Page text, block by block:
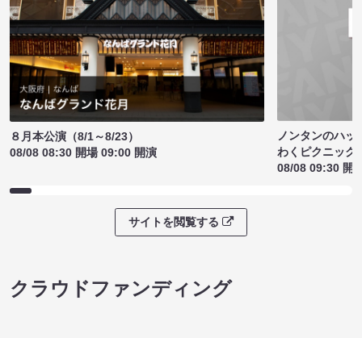
８月本公演（8/1～8/23）
08/08 08:30 開場 09:00 開演
ノンタンのハッ
わくピクニック
08/08 09:30 開
サイトを閲覧する
クラウドファンディング